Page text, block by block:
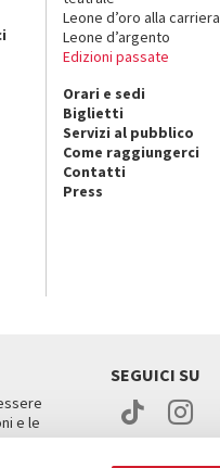
Leone d’oro alla carriera
Leone d’argento
Edizioni passate
Orari e sedi
Biglietti
Servizi al pubblico
Come raggiungerci
Contatti
Press
e le
SEGUICI SU